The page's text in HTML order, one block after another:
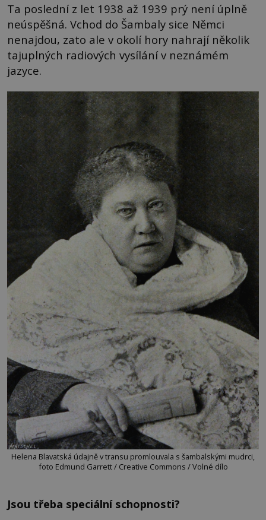
Ta poslední z let 1938 až 1939 prý není úplně
neúspěšná. Vchod do Šambaly sice Němci
nenajdou, zato ale v okolí hory nahrají několik
tajuplných radiových vysílání v neznámém
jazyce.
Helena Blavatská údajně v transu promlouvala s šambalskými mudrci,
foto Edmund Garrett / Creative Commons / Volné dílo
Jsou třeba speciální schopnosti?